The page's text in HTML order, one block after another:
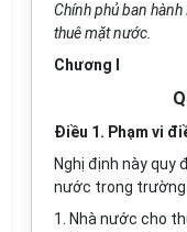
Chính phủban hành
thuê mặt nước.
Chương I
Điều 1. Phạm vi
Nghị định này
nước trong
1. Nhà nước cho